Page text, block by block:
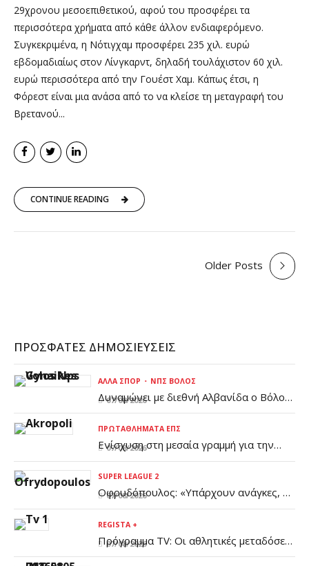
29χρονου μεσοεπιθετικού, αφού του προσφέρει τα
περισσότερα χρήματα από κάθε άλλον ενδιαφερόμενο.
Συγκεκριμένα, η Νότιγχαμ προσφέρει 235 χιλ. ευρώ
εβδομαδιαίως στον Λίνγκαρντ, δηλαδή τουλάχιστον 60 χιλ.
ευρώ περισσότερα από την Γουέστ Χαμ. Κάπως έτσι, η
Φόρεστ είναι μια ανάσα από το να κλείσε τη μεταγραφή του
Βρετανού...
CONTINUE READING
Older Posts
ΠΡΌΣΦΑΤΕΣ ΔΗΜΟΣΙΕΎΣΕΙΣ
ΆΛΛΑ ΣΠΟΡ ΝΠΣ ΒΌΛΟΣ
Δυναμώνει με διεθνή Αλβανίδα ο Βόλος
(pic)
07/08/2026
ΠΡΩΤΑΘΛΉΜΑΤΑ ΕΠΣ
Ενίσχυση στη μεσαία γραμμή για την
Ακρόπολη
07/08/2026
SUPER LEAGUE 2
Οφρυδόπουλος: «Υπάρχουν ανάγκες, η
διοίκηση είναι ενημερωμένη»
07/08/2026
REGISTA +
Πρόγραμμα TV: Οι αθλητικές μεταδόσεις
της Παρασκευής 7/8
07/08/2026